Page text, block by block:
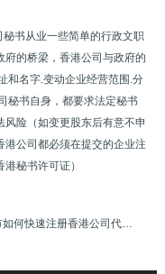
书从业一些简单的行政文职
的桥梁，香港公司与政府的
和名字.变动企业经营范围.分
秘书自身，都要求法定秘书
险（如变更股东后有意不申
公司都必须在提交的企业注
秘书许可证）
茂名市如何快速注册香港公司代注册，香港公司代申请，代办注册香港公司，代申请注册香港公司